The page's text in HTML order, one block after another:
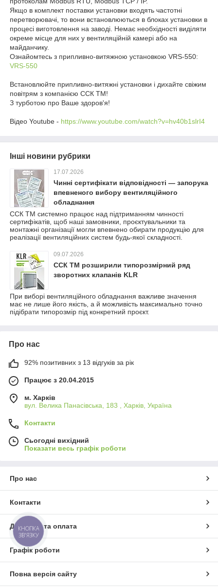
Якщо в комплект поставки установки входять частотні
перетворювачі, то вони встановлюються в блоках установки в
процесі виготовлення на заводі. Немає необхідності виділяти
окреме місце для них у вентиляційній камері або на
майданчику.
Ознайомтесь з припливно-витяжною установкою VRS-550:
VRS-550
Встановлюйте припливно-витяжні установки і дихайте свіжим
повітрям з компанією ССК ТМ!
З турботою про Ваше здоров'я!
Відео Youtube - https://www.youtube.com/watch?v=hv40b1slrI4
Інші новини рубрики
17.07.2026
Чинні сертифікати відповідності — запорука
впевненого вибору вентиляційного
обладнання
ССК ТМ системно працює над підтриманням чинності
сертифікатів, щоб наші замовники, проєктувальники та
монтажні організації могли впевнено обирати продукцію для
реалізації вентиляційних систем будь-якої складності.
09.07.2026
ССК ТМ розширили типорозмірний ряд
зворотних клапанів KLR
При виборі вентиляційного обладнання важливе значення
має не лише його якість, а й можливість максимально точно
підібрати типорозмір під конкретний проєкт.
Про нас
92% позитивних з 13 відгуків за рік
Працює з 20.04.2015
м. Харків
вул. Велика Панасівська, 183 , Харків, Україна
Контакти
Сьогодні вихідний
Показати весь графік роботи
Про нас
Контакти
Доставка та оплата
Графік роботи
Повна версія сайту
КНОПКА
ЗВ'ЯЗКУ